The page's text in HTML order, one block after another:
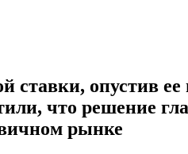
опустив ее
что решение
рынке